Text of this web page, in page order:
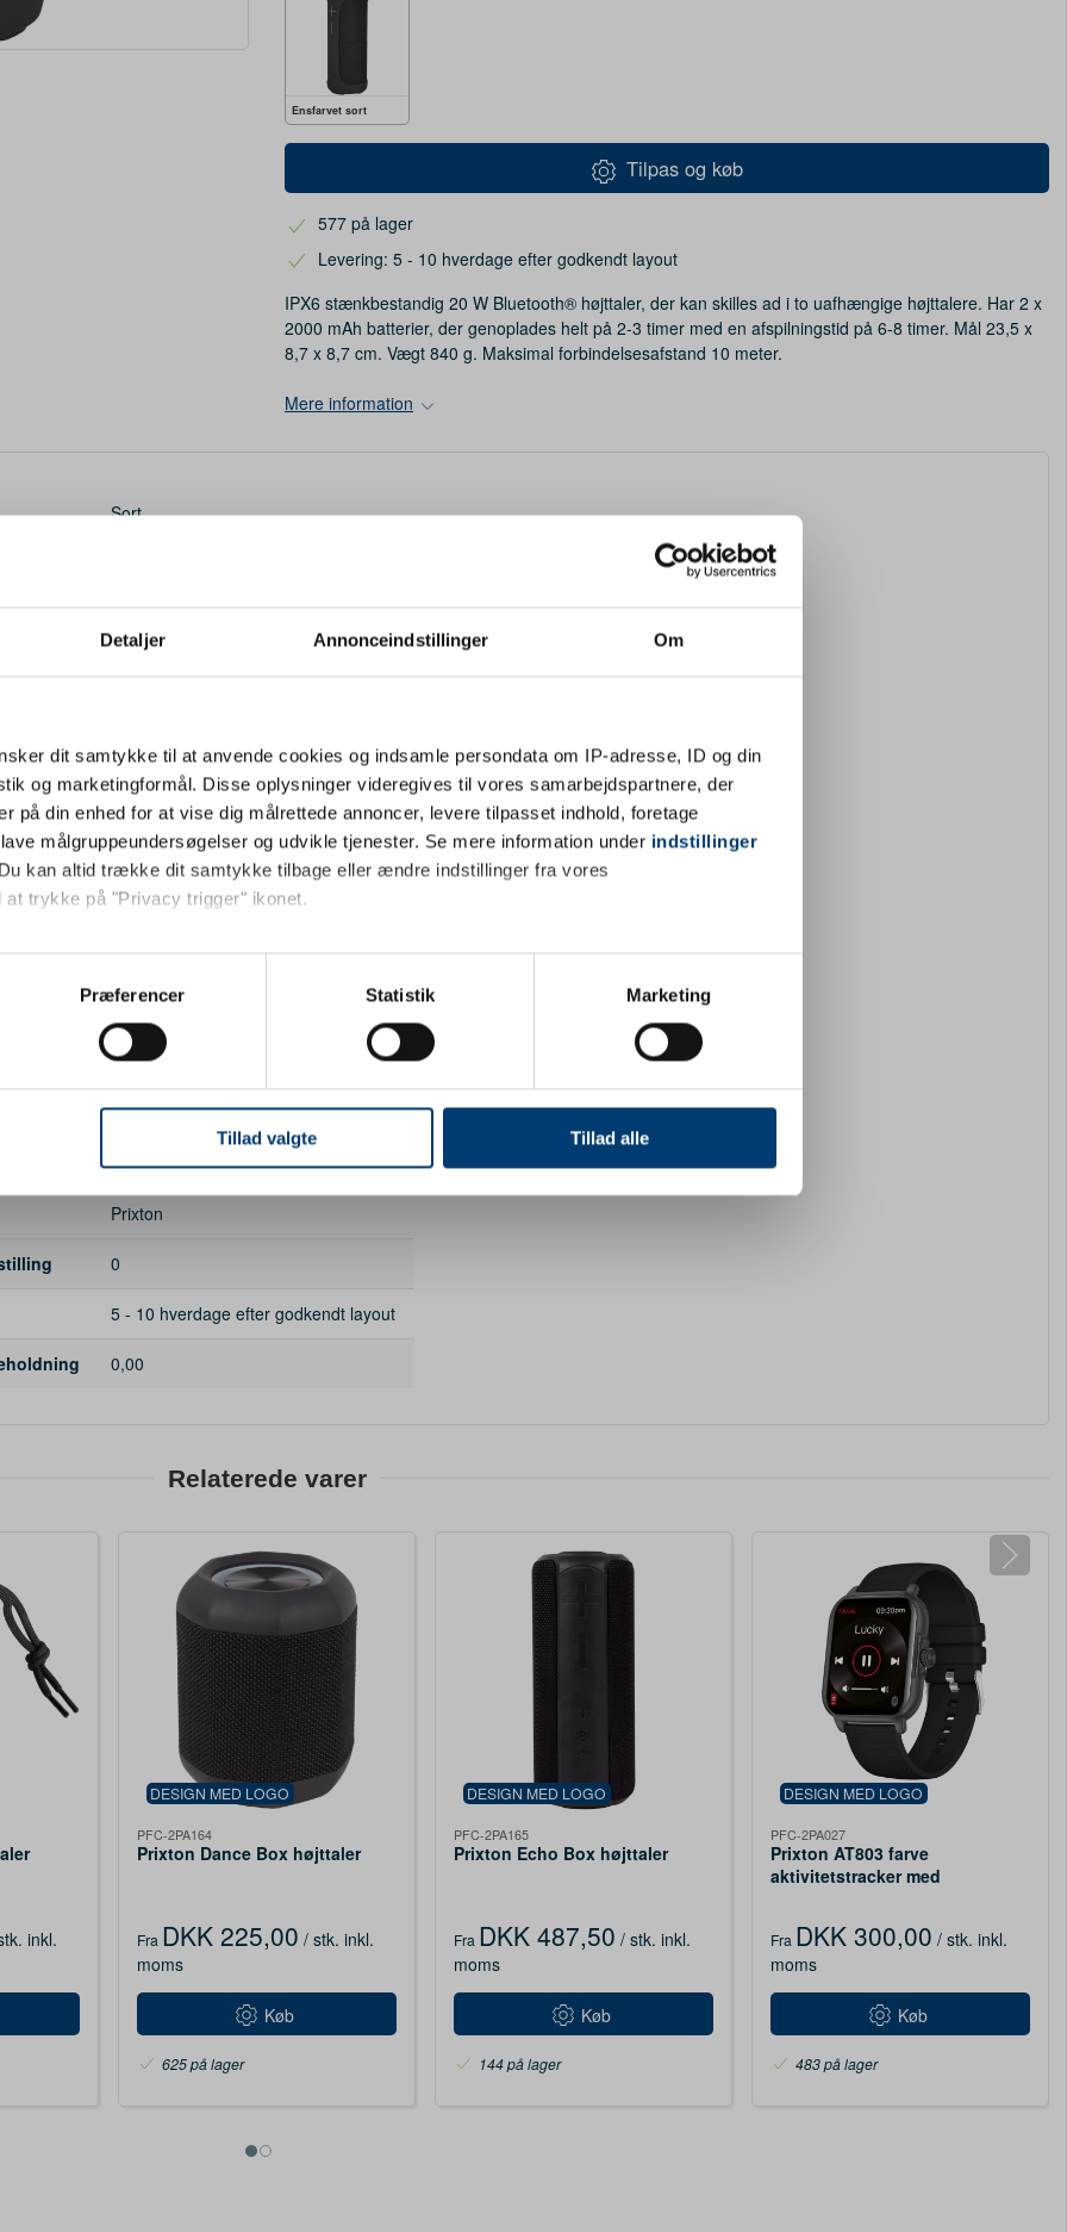
Detaljer Annonceindstillinger Om
dit samtykke til at anvende cookies og indsamle persondata om IP-adresse, ID og din
og marketingformål. Disse oplysninger videregives til vores samarbejdspartnere, der
på din enhed for at vise dig målrettede annoncer, levere tilpasset indhold, foretage
målgruppeundersøgelser og udvikle tjenester. Se mere information under indstillinger
kan altid trække dit samtykke tilbage eller ændre indstillinger fra vores
at trykke på "Privacy trigger" ikonet.
gerne:
om din placering, der kan være nøjagtig inden for få meter
vores indhold og annoncer, til at vise dig funktioner til sociale medier og til at analysere
om din brug af vores hjemmeside med vores partnere inden for sociale medier,
Vores partnere kan kombinere disse data med andre oplysninger, du har givet
fra din brug af deres tjenester.
Præferencer Statistik Marketing
Tillad valgte Tillad alle
Privat
Ensfarvet sort
Tilpas og køb
577 på lager
Levering: 5 - 10 hverdage efter godkendt layout
IPX6 stænkbestandig 20 W Bluetooth® højttaler, der kan skilles ad i to uafhængige højttalere. Har 2 x
2000 mAh batterier, der genoplades helt på 2-3 timer med en afspilningstid på 6-8 timer. Mål 23,5 x
8,7 x 8,7 cm. Vægt 840 g. Maksimal forbindelsesafstand 10 meter.
Mere information
Sort
87
235,00
840
Ja
IPX6
Ja
6,99
Prixton
0
5 - 10 hverdage efter godkendt layout
0,00
Relaterede varer
inkl.
DESIGN MED LOGO
PFC-2PA164
Prixton Dance Box højttaler
Fra DKK 225,00 / stk. inkl.
moms
Køb
625 på lager
DESIGN MED LOGO
PFC-2PA165
Prixton Echo Box højttaler
Fra DKK 487,50 / stk. inkl.
moms
Køb
144 på lager
DESIGN MED LOGO
PFC-2PA027
Prixton AT803 farve
aktivitetstracker med
Fra DKK 300,00 / stk. inkl.
moms
Køb
483 på lager